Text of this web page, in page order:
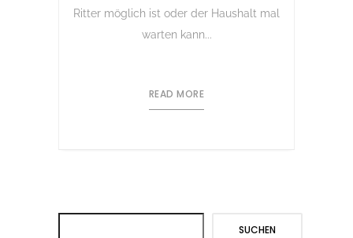
Ritter möglich ist oder der Haushalt mal
warten kann...
READ MORE
SUCHEN